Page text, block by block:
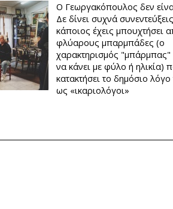
Ο Γεωργακόπουλος δεν
Δε δίνει συχνά
κάποιος έχεις μπουχτήσει
φλύαρους μπαρμπάδες (ο
χαρακτηρισμός "μπάρμπας"
να κάνει με φύλο ή ηλικία)
κατακτήσει το δημόσιο
ως «ικαριολόγοι»